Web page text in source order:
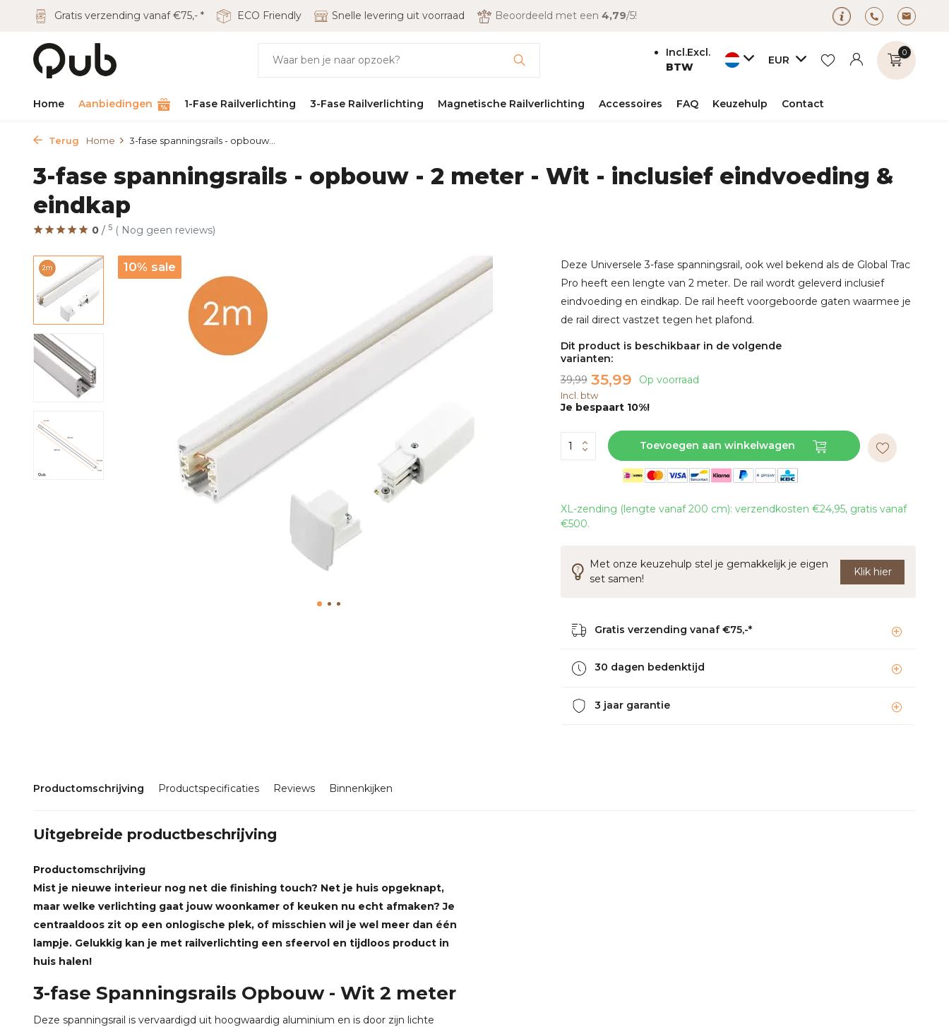
Gratis verzending vanaf €75,- * ECO Friendly Snelle levering uit voorraad Beoordeeld met een 4,79/5!
Incl.Excl.
BTW
EUR
Account
Account
0
Home Aanbiedingen 1-Fase Railverlichting 3-Fase Railverlichting Magnetische Railverlichting Accessoires FAQ Keuzehulp Contact
Terug Home 3-fase spanningsrails - opbouw...
3-fase spanningsrails - opbouw - 2 meter - Wit - inclusief eindvoeding &
eindkap
0 / 5 ( Nog geen reviews)
10% sale
Deze Universele 3-fase spanningsrail, ook wel bekend als de Global Trac
Pro heeft een lengte van 2 meter. De rail wordt geleverd inclusief
eindvoeding en eindkap. De rail heeft voorgeboorde gaten waarmee je
de rail direct vastzet tegen het plafond.
Dit product is beschikbaar in de volgende
varianten:
39,99 35,99 Op voorraad
Incl. btw
Je bespaart 10%!
Toevoegen aan winkelwagen
XL-zending (lengte vanaf 200 cm): verzendkosten €24,95, gratis vanaf
€500.
Met onze keuzehulp stel je gemakkelijk je eigen
set samen!
Klik hier
Gratis verzending vanaf €75,-*
30 dagen bedenktijd
3 jaar garantie
Productomschrijving Productspecificaties Reviews Binnenkijken
Uitgebreide productbeschrijving
Productomschrijving
Mist je nieuwe interieur nog net die finishing touch? Net je huis opgeknapt,
maar welke verlichting gaat jouw woonkamer of keuken nu echt afmaken? Je
centraaldoos zit op een onlogische plek, of misschien wil je wel meer dan één
lampje. Gelukkig kan je met railverlichting een sfeervol en tijdloos product in
huis halen!
3-fase Spanningsrails Opbouw - Wit 2 meter
Deze spanningsrail is vervaardigd uit hoogwaardig aluminium en is door zijn lichte